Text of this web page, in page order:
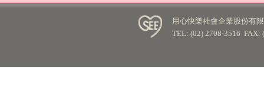
用心快樂社會企業股份有
TEL: (02) 2708-3516